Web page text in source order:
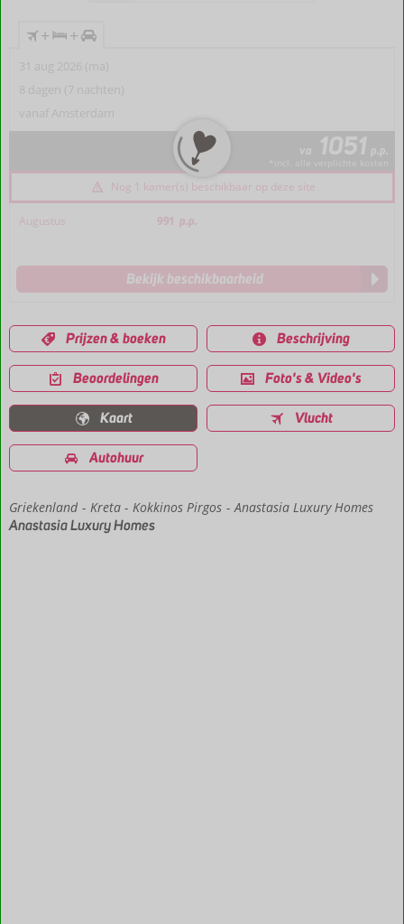
+ +
31 aug 2026 (ma)
8 dagen (7 nachten)
vanaf Amsterdam
va 1051 p.p.
Nog 1 kamer(s) beschikbaar op deze site
Augustus 991 p.p.
Bekijk beschikbaarheid
Prijzen & boeken Beschrijving
Beoordelingen Foto's & Video's
Kaart Vlucht
Autohuur
Home
Griekenland Kreta Kokkinos Pirgos
Anastasia Luxury Homes
Anastasia Luxury Homes